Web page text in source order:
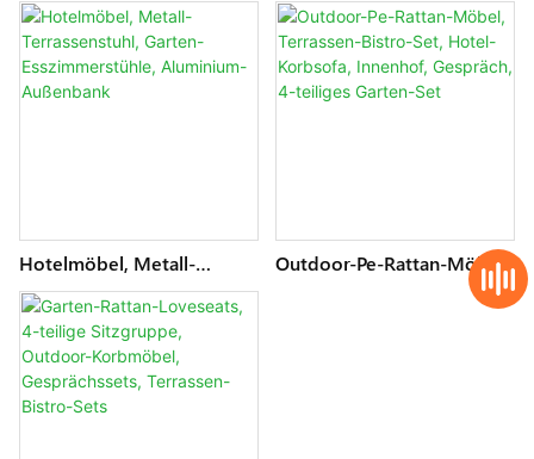
Hotelmöbel, Metall-
Terrassenstuhl, Garten-
Esszimmerstühle,
Aluminium-Außenbank
Outdoor-Pe-Rattan-Möbel,
Hotel-Korbsofa, Innenhof,